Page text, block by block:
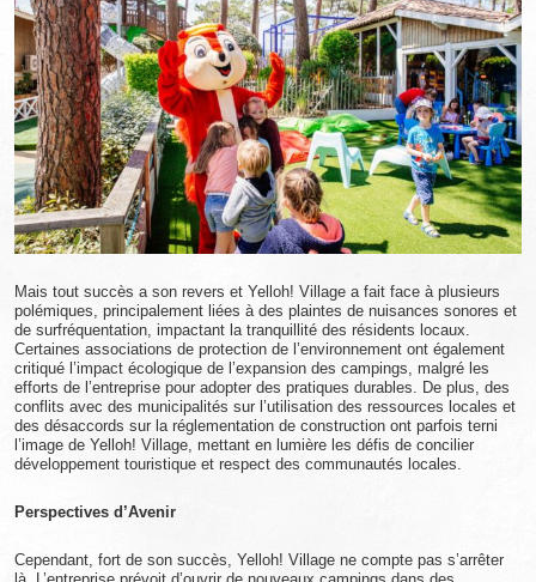
Mais tout succès a son revers et Yelloh! Village a fait face à plusieurs
polémiques, principalement liées à des plaintes de nuisances sonores et
de surfréquentation, impactant la tranquillité des résidents locaux.
Certaines associations de protection de l’environnement ont également
critiqué l’impact écologique de l’expansion des campings, malgré les
efforts de l’entreprise pour adopter des pratiques durables. De plus, des
conflits avec des municipalités sur l’utilisation des ressources locales et
des désaccords sur la réglementation de construction ont parfois terni
l’image de Yelloh! Village, mettant en lumière les défis de concilier
développement touristique et respect des communautés locales.
Perspectives d’Avenir
Cependant, fort de son succès, Yelloh! Village ne compte pas s’arrêter